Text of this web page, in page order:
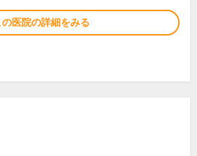
の医院の詳細をみる